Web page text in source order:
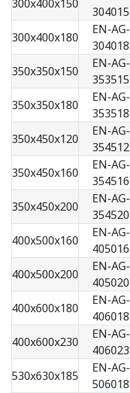
300x400x150
304015
300x400x180
EN-AG-
304018
350x350x150
EN-AG-
353515
350x350x180
EN-AG-
353518
350x450x120
EN-AG-
354512
350x450x160
EN-AG-
354516
350x450x200
EN-AG-
354520
400x500x160
EN-AG-
405016
400x500x200
EN-AG-
405020
400x600x180
EN-AG-
406018
400x600x230
EN-AG-
406023
530x630x185
EN-AG-
506018